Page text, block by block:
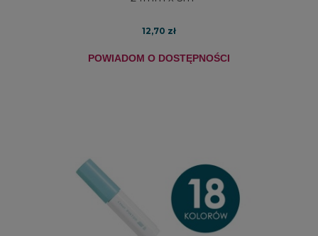
12,70 zł
POWIADOM O DOSTĘPNOŚCI